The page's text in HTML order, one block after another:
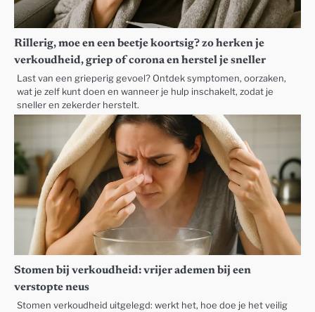
Rillerig, moe en een beetje koortsig? zo herken je
verkoudheid, griep of corona en herstel je sneller
Last van een grieperig gevoel? Ontdek symptomen, oorzaken,
wat je zelf kunt doen en wanneer je hulp inschakelt, zodat je
sneller en zekerder herstelt.
Stomen bij verkoudheid: vrijer ademen bij een
verstopte neus
Stomen verkoudheid uitgelegd: werkt het, hoe doe je het veilig